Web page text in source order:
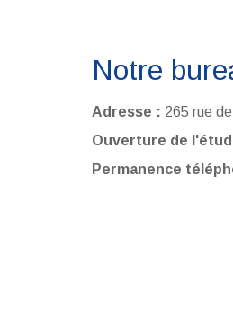
Notre
Adresse : 265 rue
Ouverture de
Permanence